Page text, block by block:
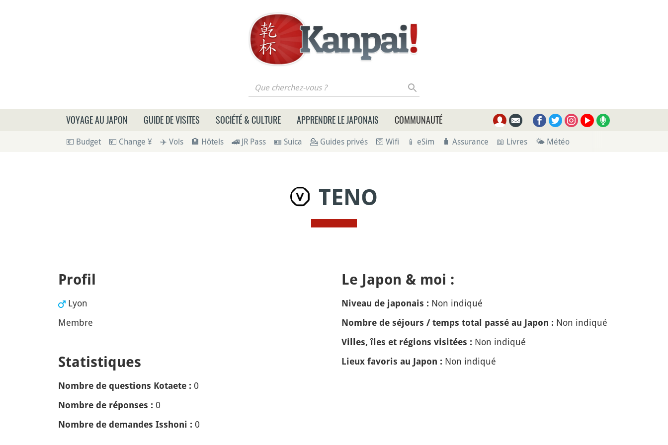
Que cherchez-vous ?
VOYAGE AU JAPON GUIDE DE VISITES SOCIÉTÉ & CULTURE APPRENDRE LE JAPONAIS COMMUNAUTÉ
💶 Budget 💴 Change ¥ ✈️ Vols 🏨 Hôtels 🚄 JR Pass 🪪 Suica 💁 Guides privés 🛜 Wifi 📱 eSim 🧳 Assurance 📖 Livres 🌤 Météo
TENO
Profil
Lyon
Membre
Statistiques
Nombre de questions Kotaete : 0
Nombre de réponses : 0
Nombre de demandes Isshoni : 0
Le Japon & moi :
Niveau de japonais : Non indiqué
Nombre de séjours / temps total passé au Japon : Non indiqué
Villes, îles et régions visitées : Non indiqué
Lieux favoris au Japon : Non indiqué